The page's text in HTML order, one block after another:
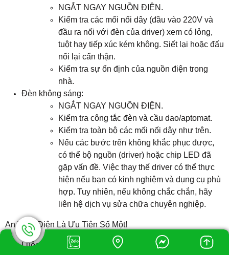
NGẮT NGAY NGUỒN ĐIỆN.
Kiểm tra các mối nối dây (đầu vào 220V và
đầu ra nối với đèn của driver) xem có lỏng,
tuột hay tiếp xúc kém không. Siết lại hoặc đấu
nối lại cẩn thận.
Kiểm tra sự ổn định của nguồn điện trong
nhà.
Đèn không sáng:
NGẮT NGAY NGUỒN ĐIỆN.
Kiểm tra công tắc đèn và cầu dao/aptomat.
Kiểm tra toàn bộ các mối nối dây như trên.
Nếu các bước trên không khắc phục được,
có thể bộ nguồn (driver) hoặc chip LED đã
gặp vấn đề. Việc thay thế driver có thể thực
hiện nếu bạn có kinh nghiệm và dụng cụ phù
hợp. Tuy nhiên, nếu không chắc chắn, hãy
liên hệ dịch vụ sửa chữa chuyên nghiệp.
An Toàn Điện Là Ưu Tiên Số Một!
Luôn nhớ ngắt nguồn điện tổng trước mọi thao tác kiểm